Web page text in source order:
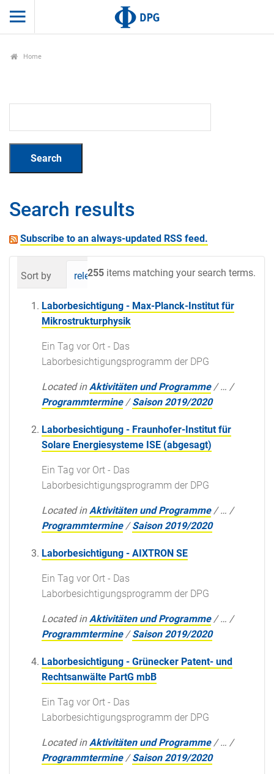
Home
Search results
Subscribe to an always-updated RSS feed.
255 items matching your search terms.
Sort by relevance date (newest first)
Laborbesichtigung - Max-Planck-Institut für
Mikrostrukturphysik
Ein Tag vor Ort - Das
Laborbesichtigungsprogramm der DPG
Located in Aktivitäten und Programme /… /
Programmtermine /Saison 2019/2020
Laborbesichtigung - Fraunhofer-Institut für
Solare Energiesysteme ISE (abgesagt)
Ein Tag vor Ort - Das
Laborbesichtigungsprogramm der DPG
Located in Aktivitäten und Programme /… /
Programmtermine /Saison 2019/2020
Laborbesichtigung - AIXTRON SE
Ein Tag vor Ort - Das
Laborbesichtigungsprogramm der DPG
Located in Aktivitäten und Programme /… /
Programmtermine /Saison 2019/2020
Laborbesichtigung - Grünecker Patent- und
Rechtsanwälte PartG mbB
Ein Tag vor Ort - Das
Laborbesichtigungsprogramm der DPG
Located in Aktivitäten und Programme /… /
Programmtermine /Saison 2019/2020